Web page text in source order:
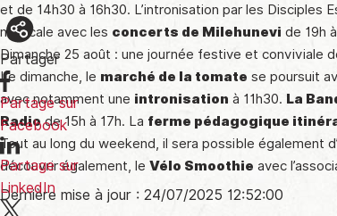
et de 14h30 à 16h30. L’intronisation par les Disciples
musicale avec les concerts de Milehunevi de 19h
Dimanche 25 août : une journée festive et conviviale
Le dimanche, le marché de la tomate se poursuit
avec notamment une intronisation à 11h30. La
Radiode 15h à 17h. La ferme pédagogique
Tout au long du weekend, il sera possible également
découvrir également, le Vélo Smoothie avec
Dernière mise à jour : 24/07/2025 12:52:00
Partager
Partage sur
Facebook
Partage sur
LinkedIn